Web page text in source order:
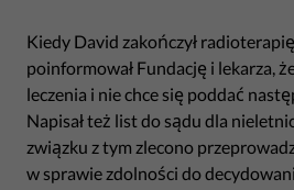
Kiedy David zakończył
poinformował Fundację i lekarza,
leczenia i nie chce się poddać
Napisał też list do sądu dla
związku z tym zlecono
w sprawie zdolności do